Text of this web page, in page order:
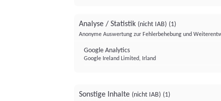
Analyse / Statistik (nicht IAB) (1)
Anonyme Auswertung zur Fehlerbehebung und
Google Analytics
Google Ireland Limited, Irland
Sonstige Inhalte (nicht IAB) (1)